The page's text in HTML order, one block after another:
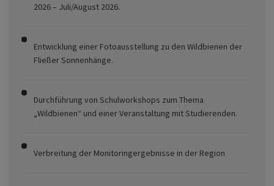
2026 – Juli/August 2026.
Entwicklung einer Fotoausstellung zu den Wildbienen der
Fließer Sonnenhänge.
Durchführung von Schulworkshops zum Thema
„Wildbienen“ und einer Veranstaltung mit Studierenden.
Verbreitung der Monitoringergebnisse in der Region